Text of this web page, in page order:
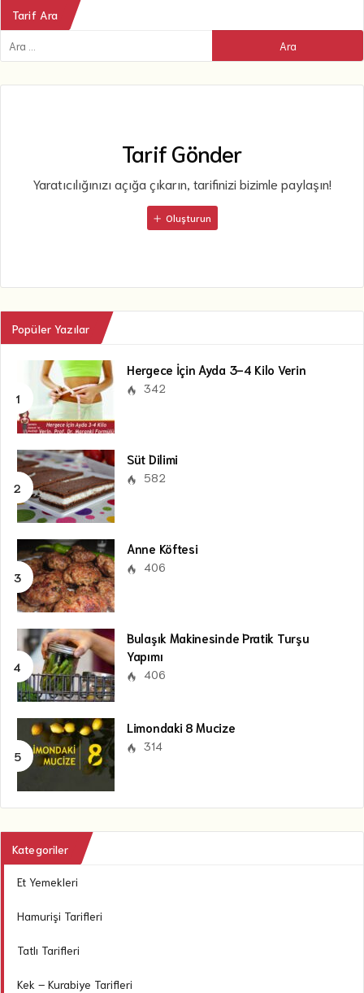
Tarif Ara
Tarif Gönder
Yaratıcılığınızı açığa çıkarın, tarifinizi bizimle paylaşın!
Oluşturun
Popüler Yazılar
Hergece İçin Ayda 3-4 Kilo Verin
342
Süt Dilimi
582
Anne Köftesi
406
Bulaşık Makinesinde Pratik Turşu
Yapımı
406
Limondaki 8 Mucize
314
Kategoriler
Et Yemekleri
Hamurişi Tarifleri
Tatlı Tarifleri
Kek – Kurabiye Tarifleri